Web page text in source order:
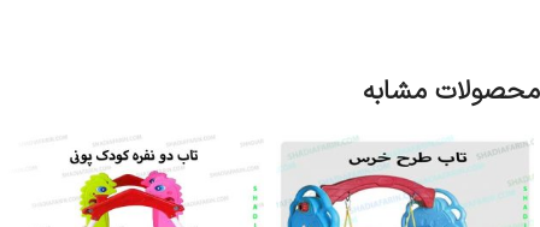
محصولات مشابه